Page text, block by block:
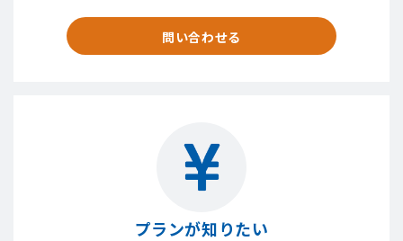
問い合わせる
プランが知りたい